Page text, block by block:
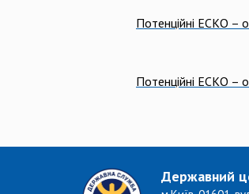
Потенційні ЕСКО –
Потенційні ЕСКО –
Державний